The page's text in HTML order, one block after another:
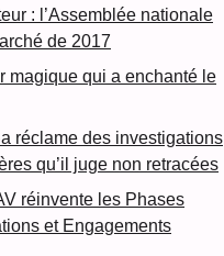
: l’Assemblée nationale
de 2017
magique qui a enchanté le
réclame des investigations
qu’il juge non retracées
réinvente les Phases
et Engagements